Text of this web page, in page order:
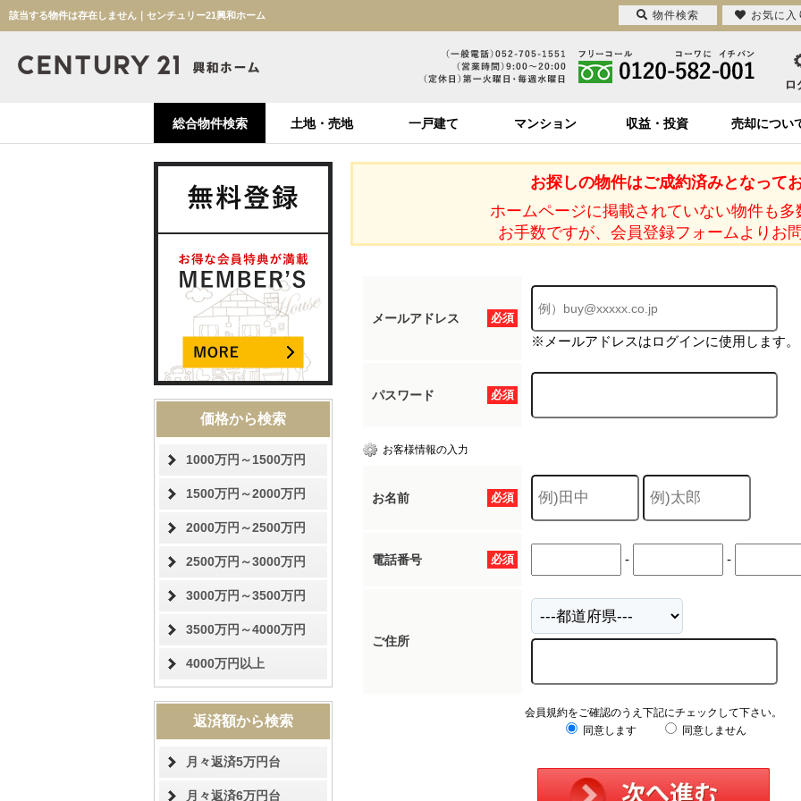
該当する物件は存在しません｜センチュリー21興和ホーム
総合物件検索 土地・売地 一戸建て マンション 収益・投資 売却につい
お探しの物件はご成約済みとなってお
ホームページに掲載されていない物件も多
お手数ですが、会員登録フォームよりお
必須
メールアドレス
※メールアドレスはログインに使用します。
必須
パスワード
お客様情報の入力
必須
お名前
必須
電話番号 - -
ご住所
会員規約をご確認のうえ下記にチェックして下さい。
同意します
同意しません
価格から検索
1000万円～1500万円
1500万円～2000万円
2000万円～2500万円
2500万円～3000万円
3000万円～3500万円
3500万円～4000万円
4000万円以上
返済額から検索
月々返済5万円台
月々返済6万円台
物件検索 お気に入